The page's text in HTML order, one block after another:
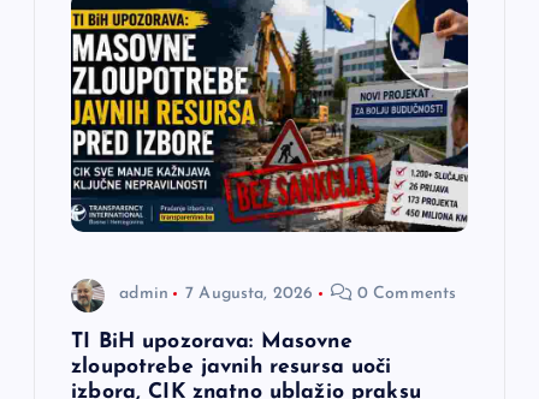
admin 7 Augusta, 2026 0 Comments
TI BiH upozorava: Masovne
zloupotrebe javnih resursa uoči
izbora, CIK znatno ublažio praksu